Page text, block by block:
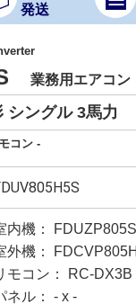
発送
業務用エアコン
シングル 3馬力
コン -
内機：
外機：
モコン： RC-DX3B
ネル： - x -